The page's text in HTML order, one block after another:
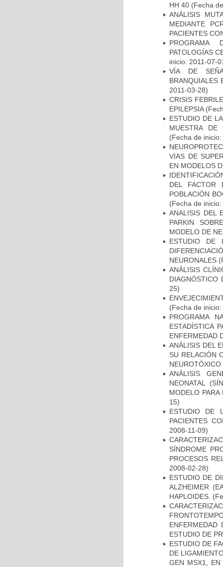
HH 40 (Fecha
ANÁLISIS
MEDIANTE
PACIENTES
PROGRAMA
PATOLOGÍAS
inicio: 2011-07-
VÍA DE
BRANQUIALES
2011-03-28)
CRISIS
EPILEPSIA
ESTUDIO DE
MUESTRA DE
(Fecha de
VIAS DE
EN MODELOS
DEL FACTOR
POBLACIÓN
(Fecha de
ANALISIS DEL
PARKIN
MODELO DE
ESTUDIO DE
NEURONALES
ANÁLISIS
DIAGNÓSTICO
25)
(Fecha de
PROGRAMA
ESTADÍSTICA
ENFERMEDAD
ANÁLISIS DEL
SU RELACIÓN
NEUROTÓXICO
ANÁLISIS
NEONATAL
MODELO
15)
ESTUDIO DE
PACIENTES
2008-11-09)
SÍNDROME
PROCESOS
2008-02-28)
ESTUDIO DE
ALZHEIMER
HAPLOIDES.
ENFERMEDAD
ESTUDIO DE
ESTUDIO DE
DE
GEN MSX1, EN